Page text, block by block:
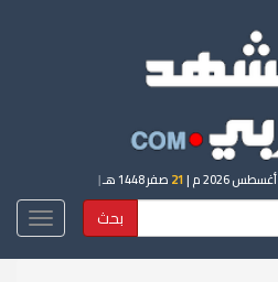
أغسطس 2026 م | 21 صفر 1448 هـ |
بحث